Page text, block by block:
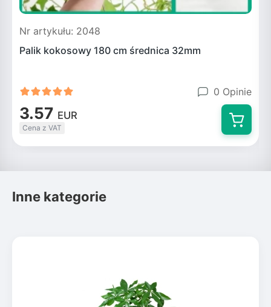
Nr artykułu: 2048
Palik kokosowy 180 cm średnica 32mm
0 Opinie
3.57 EUR
Cena z VAT
Inne kategorie